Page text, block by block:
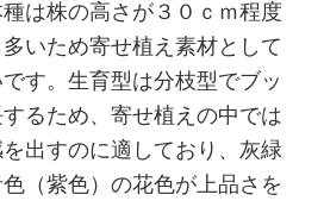
種は株の高さが３０ｃｍ程度
いため寄せ植え素材として
す。生育型は分枝型でブッ
るため、寄せ植えの中では
出すのに適しており、灰緑
（紫色）の花色が上品さを